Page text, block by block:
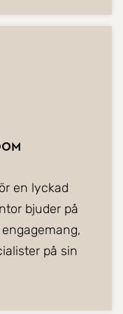
en lyckad
bjuder på
på sin